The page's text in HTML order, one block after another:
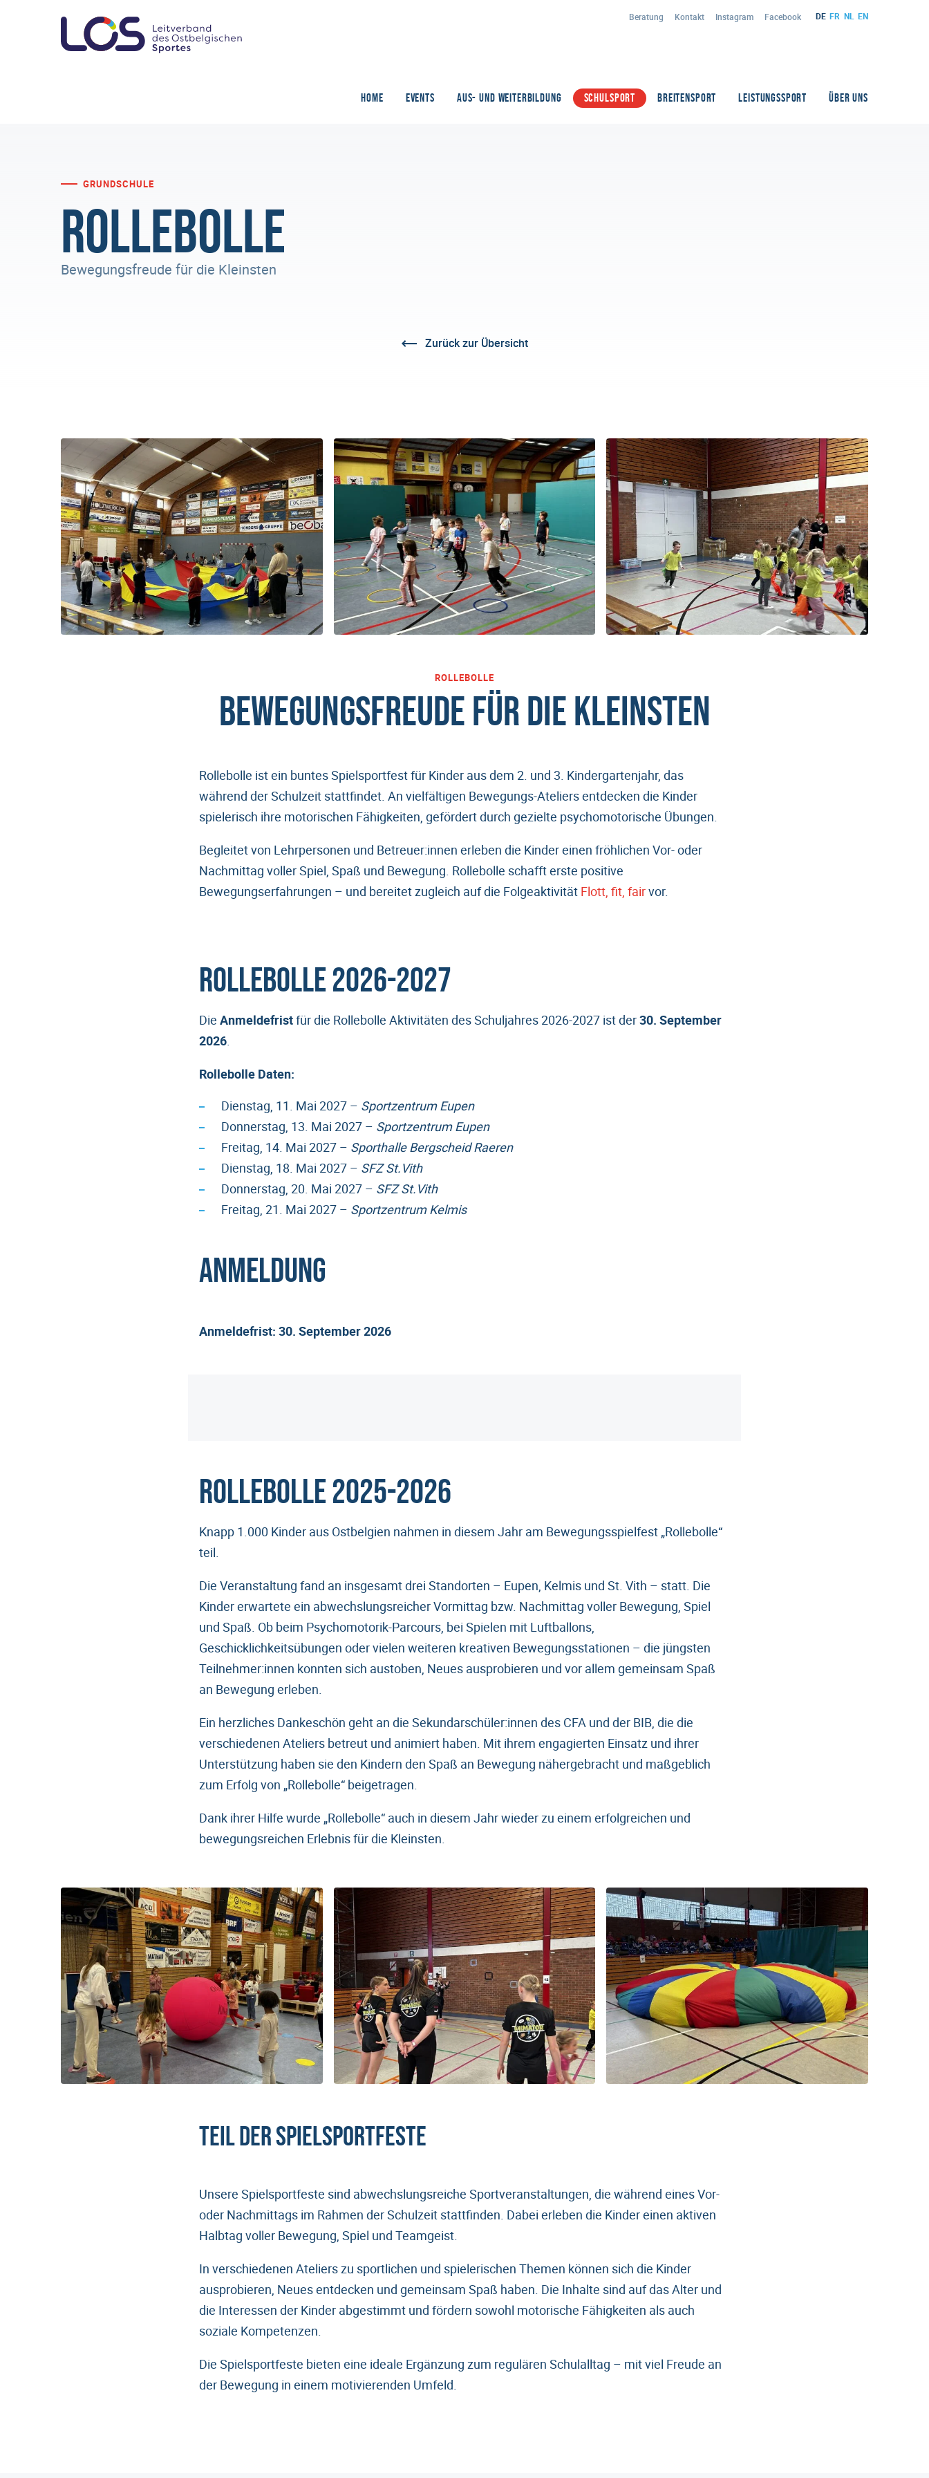
Beratung Kontakt Instagram Facebook DE FR NL EN
HOME EVENTS AUS- UND WEITERBILDUNG SCHULSPORT BREITENSPORT LEISTUNGSSPORT ÜBER UNS
GRUNDSCHULE
Rollebolle
Bewegungsfreude für die Kleinsten
Zurück zur Übersicht
ROLLEBOLLE
BEWEGUNGSFREUDE FÜR DIE KLEINSTEN
Rollebolle ist ein buntes Spielsportfest für Kinder aus dem 2. und 3. Kindergartenjahr, das
während der Schulzeit stattfindet. An vielfältigen Bewegungs-Ateliers entdecken die Kinder
spielerisch ihre motorischen Fähigkeiten, gefördert durch gezielte psychomotorische Übungen.
Begleitet von Lehrpersonen und Betreuer:innen erleben die Kinder einen fröhlichen Vor- oder
Nachmittag voller Spiel, Spaß und Bewegung. Rollebolle schafft erste positive
Bewegungserfahrungen – und bereitet zugleich auf die Folgeaktivität Flott, fit, fairvor.
Rollebolle 2026-2027
Die Anmeldefristfür die Rollebolle Aktivitäten des Schuljahres 2026-2027 ist der30. September
2026
Rollebolle Daten:
Dienstag, 11. Mai 2027 – Sportzentrum Eupen
Donnerstag, 13. Mai 2027 – Sportzentrum Eupen
Freitag, 14. Mai 2027 – Sporthalle Bergscheid Raeren
Dienstag, 18. Mai 2027 – SFZ St.Vith
Donnerstag, 20. Mai 2027 – SFZ St.Vith
Freitag, 21. Mai 2027 – Sportzentrum Kelmis
Anmeldung
Anmeldefrist: 30. September 2026
Rollebolle 2025-2026
Knapp 1.000 Kinder aus Ostbelgien nahmen in diesem Jahr am Bewegungsspielfest „Rollebolle“
teil.
Die Veranstaltung fand an insgesamt drei Standorten – Eupen, Kelmis und St. Vith – statt. Die
Kinder erwartete ein abwechslungsreicher Vormittag bzw. Nachmittag voller Bewegung, Spiel
und Spaß. Ob beim Psychomotorik-Parcours, bei Spielen mit Luftballons,
Geschicklichkeitsübungen oder vielen weiteren kreativen Bewegungsstationen – die jüngsten
Teilnehmer:innen konnten sich austoben, Neues ausprobieren und vor allem gemeinsam Spaß
an Bewegung erleben.
Ein herzliches Dankeschön geht an die Sekundarschüler:innen des CFA und der BIB, die die
verschiedenen Ateliers betreut und animiert haben. Mit ihrem engagierten Einsatz und ihrer
Unterstützung haben sie den Kindern den Spaß an Bewegung nähergebracht und maßgeblich
zum Erfolg von „Rollebolle“ beigetragen.
Dank ihrer Hilfe wurde „Rollebolle“ auch in diesem Jahr wieder zu einem erfolgreichen und
bewegungsreichen Erlebnis für die Kleinsten.
Teil der Spielsportfeste
Unsere Spielsportfeste sind abwechslungsreiche Sportveranstaltungen, die während eines Vor-
oder Nachmittags im Rahmen der Schulzeit stattfinden. Dabei erleben die Kinder einen aktiven
Halbtag voller Bewegung, Spiel und Teamgeist.
In verschiedenen Ateliers zu sportlichen und spielerischen Themen können sich die Kinder
ausprobieren, Neues entdecken und gemeinsam Spaß haben. Die Inhalte sind auf das Alter und
die Interessen der Kinder abgestimmt und fördern sowohl motorische Fähigkeiten als auch
soziale Kompetenzen.
Die Spielsportfeste bieten eine ideale Ergänzung zum regulären Schulalltag – mit viel Freude an
der Bewegung in einem motivierenden Umfeld.